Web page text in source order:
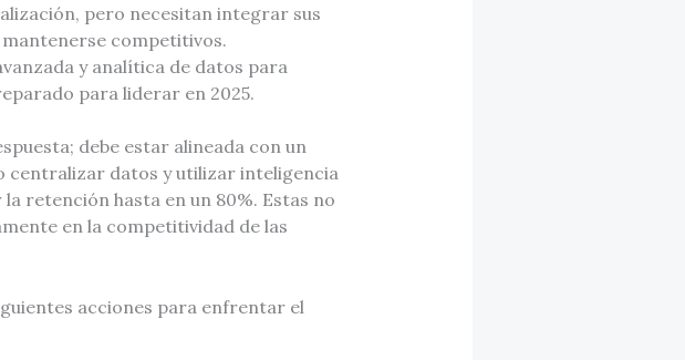
pero necesitan integrar sus
competitivos.
y analítica de datos para
para liderar en 2025.
debe estar alineada con un
centralizar datos y utilizar inteligencia
retención hasta en un 80%. Estas no
en la competitividad de las
acciones para enfrentar el